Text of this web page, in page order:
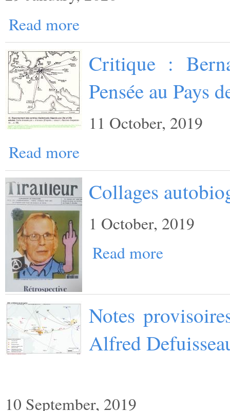
Read more
Critique :
Pensée au Pays
11 October, 2019
Read more
Collages
1 October, 2019
Read more
Notes
Alfred
10 September, 2019